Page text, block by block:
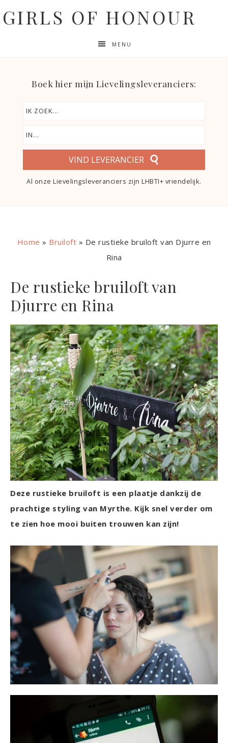
GIRLS OF HONOUR
MENU
Boek hier mijn Lievelingsleveranciers:
VIND LEVERANCIER
Al onze Lievelingsleveranciers zijn LHBTI+ vriendelijk.
Home » Bruiloft » De rustieke bruiloft van Djurre en
Rina
De rustieke bruiloft van
Djurre en Rina
Deze rustieke bruiloft is een plaatje dankzij de
prachtige styling van Myrthe. Kijk snel verder om
te zien hoe mooi buiten trouwen kan zijn!